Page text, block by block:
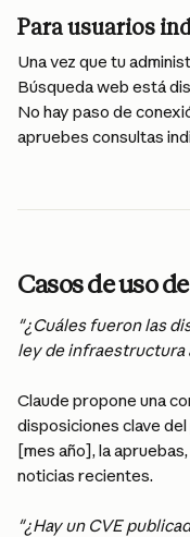
Para usuarios
Una vez que tu
Búsqueda web está
No hay paso de
apruebes consultas
Casos de uso
"¿Cuáles fueron las
ley de infraestructura
Claude propone una
disposiciones clave
[mes año], la
noticias recientes.
"¿Hay un CVE